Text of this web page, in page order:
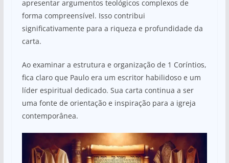
apresentar argumentos teológicos complexos de
forma compreensível. Isso contribui
significativamente para a riqueza e profundidade da
carta.
Ao examinar a estrutura e organização de 1 Coríntios,
fica claro que Paulo era um escritor habilidoso e um
líder espiritual dedicado. Sua carta continua a ser
uma fonte de orientação e inspiração para a igreja
contemporânea.